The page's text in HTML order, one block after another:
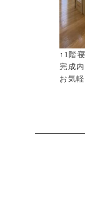
↑1階
完成
お気